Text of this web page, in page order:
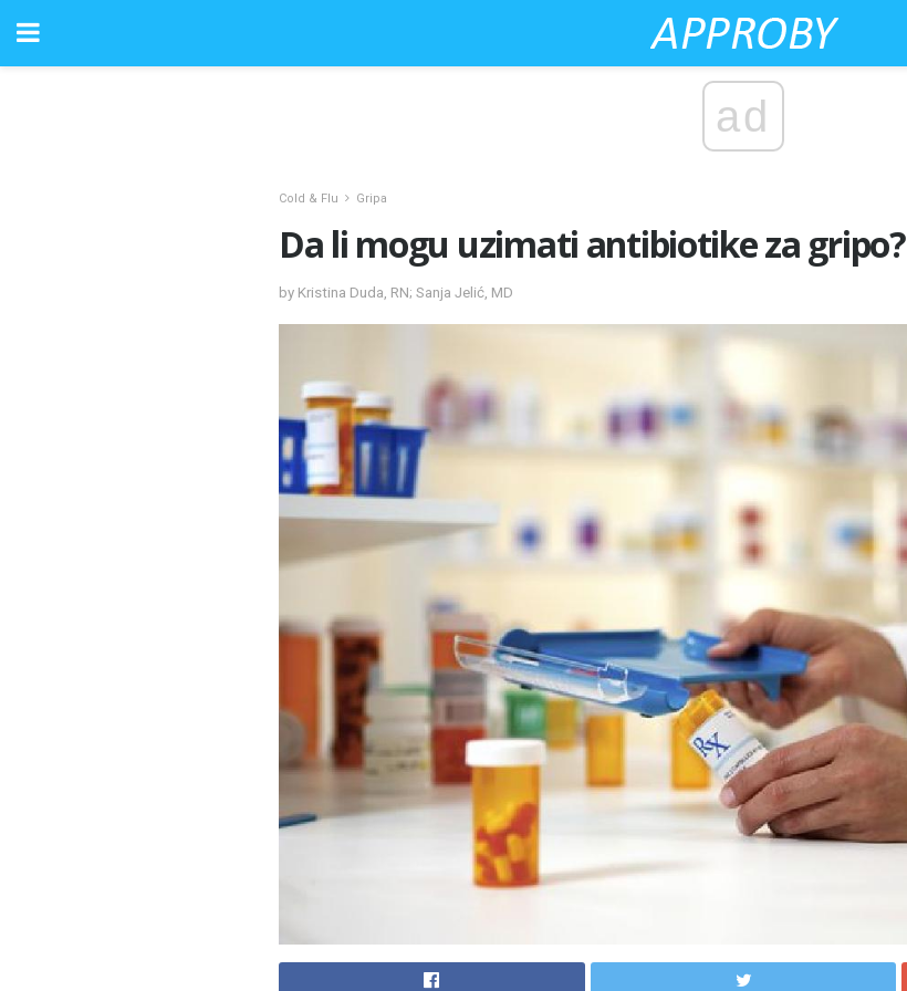
ad
Cold & Flu Gripa
Da li mogu uzimati antibiotike za gripo?
by Kristina Duda, RN; Sanja Jelić, MD